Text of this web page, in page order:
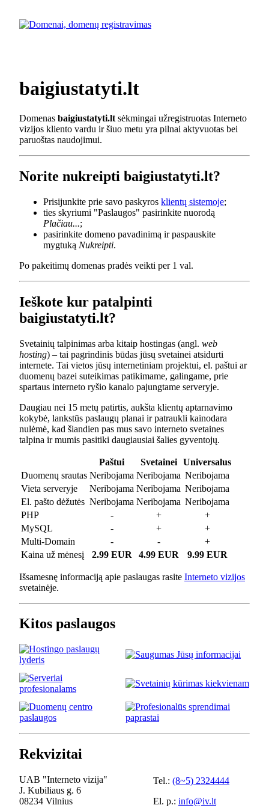
baigiustatyti.lt
Domenas baigiustatyti.lt sėkmingai užregistruotas Interneto
vizijos kliento vardu ir šiuo metu yra pilnai aktyvuotas bei
paruoštas naudojimui.
Norite nukreipti baigiustatyti.lt?
Prisijunkite prie savo paskyros klientų sistemoje;
ties skyriumi "Paslaugos" pasirinkite nuorodą
Plačiau...;
pasirinkite domeno pavadinimą ir paspauskite
mygtuką Nukreipti.
Po pakeitimų domenas pradės veikti per 1 val.
Ieškote kur patalpinti
baigiustatyti.lt?
Svetainių talpinimas arba kitaip hostingas (angl. web
hosting) – tai pagrindinis būdas jūsų svetainei atsidurti
internete. Tai vietos jūsų internetiniam projektui, el. paštui ar
duomenų bazei suteikimas patikimame, galingame, prie
spartaus interneto ryšio kanalo pajungtame serveryje.
Daugiau nei 15 metų patirtis, aukšta klientų aptarnavimo
kokybė, lankstūs paslaugų planai ir patraukli kainodara
nulėmė, kad šiandien pas mus savo interneto svetaines
talpina ir mumis pasitiki daugiausiai šalies gyventojų.
Paštui Svetainei
Universalus
Duomenų srautas Neribojama Neribojama Neribojama
Vieta serveryje
Neribojama Neribojama Neribojama
El. pašto dėžutės Neribojama Neribojama Neribojama
PHP
- +
+
MySQL
- +
+
Multi-Domain
- -
+
Kaina už mėnesį
2.99 EUR 4.99 EUR 9.99 EUR
Išsamesnę informaciją apie paslaugas rasite Interneto vizijos
svetainėje.
Kitos paslaugos
Rekvizitai
UAB "Interneto vizija"
J. Kubiliaus g. 6
08234 Vilnius
Tel.: (8~5) 2324444
El. p.: info@iv.lt